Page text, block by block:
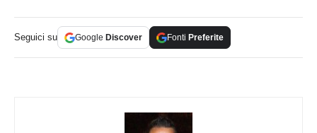
Seguici su Google Discover Fonti Preferite